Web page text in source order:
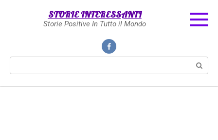
STORIE INTERESSANTI
Storie Positive In Tutto il Mondo